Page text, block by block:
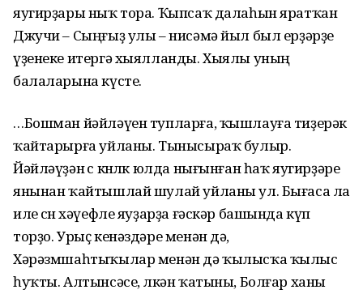
яугирҙары ныҡ тора. Ҡыпсаҡ далаһын яратҡан
Джучи – Сыңғыҙ улы – нисәмә йыл был ерҙәрҙе
үҙенеке итергә хыялланды. Хыялы уның
балаларына күсте.
…Бошман йәйләүен тупларға, ҡышлауға тиҙерәк
ҡайтарырға уйланы. Тынысыраҡ булыр.
Йәйләүҙән өс көнлөк юлда нығынған һаҡ яугирҙәре
янынан ҡайтышлай шулай уйланы ул. Бығаса ла
иле өсөн хәүефле яуҙарҙа ғәскәр башында күп
торҙо. Урыҫ кенәздәре менән дә,
Хәрәзмшаһтыҡылар менән дә ҡылысҡа ҡылыс
һуҡты. Алтынсәсе, өлкән ҡатыны, Болғар ханы